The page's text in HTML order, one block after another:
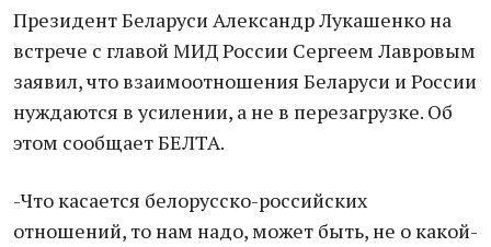
Президент Беларуси Александр Лукашенко на
встрече с главой МИД России Сергеем Лавровым
заявил, что взаимоотношения Беларуси и России
нуждаются в усилении, а не в перезагрузке. Об
этом сообщает БЕЛТА.
-Что касается белорусско-российских
отношений, то нам надо, может быть, не о какой-